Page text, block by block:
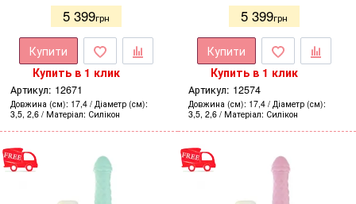
5 399грн
Купити
Купить в 1 клик
Артикул: 12671
Довжина (см) 17,4 Діаметр (см)
3,5, 2,6
Матеріал Силікон
5 399грн
Купити
Купить в 1 клик
Артикул: 12574
Довжина (см) 17,4 Діаметр (см)
3,5, 2,6
Матеріал Силікон